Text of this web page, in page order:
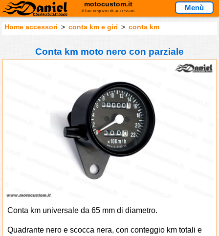
motocustom.it
il tuo negozio di accessori Menù
Home accessori > conta km e giri > conta km
Conta km moto nero con parziale
Conta km universale da 65 mm di diametro.
Quadrante nero e scocca nera, con conteggio km totali e